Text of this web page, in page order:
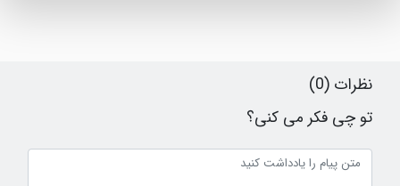
نظرات (0)
تو چی فکر می کنی؟